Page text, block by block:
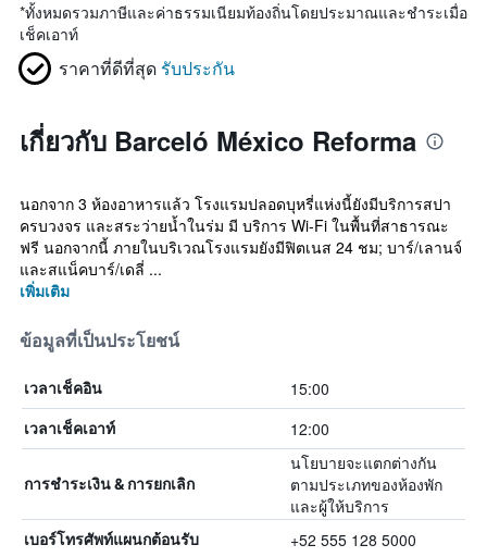
*ทั้งหมดรวมภาษีและค่าธรรมเนียมท้องถิ่นโดยประมาณและชำระเมื่อ
เช็คเอาท์
ราคาที่ดีที่สุด รับประกัน
เกี่ยวกับ Barceló México Reforma
นอกจาก 3 ห้องอาหารแล้ว โรงแรมปลอดบุหรี่แห่งนี้ยังมีบริการสปา
ครบวงจร และสระว่ายน้ำในร่ม มี บริการ Wi-Fi ในพื้นที่สาธารณะ
ฟรี นอกจากนี้ ภายในบริเวณโรงแรมยังมีฟิตเนส 24 ชม; บาร์/เลานจ์
และสแน็คบาร์/เดลี่ ...
เพิ่มเติม
ข้อมูลที่เป็นประโยชน์
เวลาเช็คอิน 15:00
เวลาเช็คเอาท์ 12:00
การชำระเงิน & การยกเลิก
นโยบายจะแตกต่างกัน
ตามประเภทของห้องพัก
และผู้ให้บริการ
เบอร์โทรศัพท์แผนกต้อนรับ +52 555 128 5000